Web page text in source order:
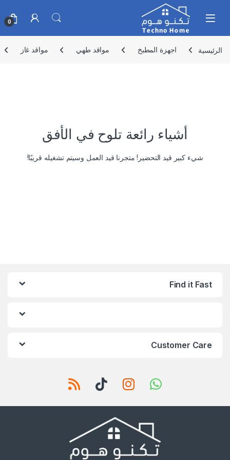
Skip to navigation
Skip to content
0
الرئيسية اجهزة المطبخ مواقد طهي مواقد غاز
أشياء رائعة تلوح في الأفق
شيء كبير قيد التحضير! متجرنا قيد العمل وسيتم تشغيله قريبًا!
Find it Fast
Customer Care